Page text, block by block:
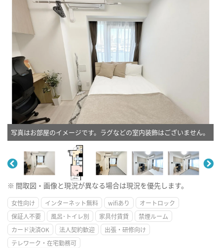
写真はお部屋のイメージです。ラグなどの室内装飾はございません。
※ 間取図・画像と現況が異なる場合は現況を優先します。
女性向け インターネット無料 wifiあり
オートロック
保証人不要
風呂･トイレ別 家具付賃貸
禁煙ルーム
カード決済OK
法人契約歓迎
出張・研修向け
テレワーク・在宅勤務可